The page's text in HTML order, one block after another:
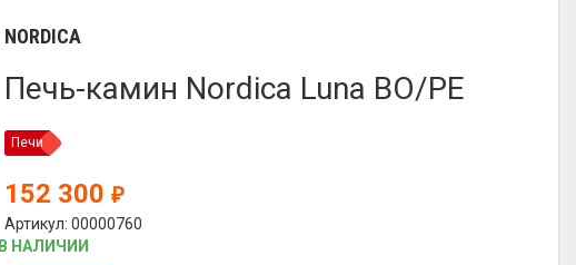
NORDICA
Печь-камин Nordica Luna BO/PE
Печи
152 300₽
Артикул: 00000760
В НАЛИЧИИ